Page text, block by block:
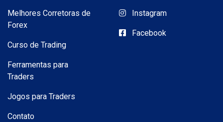
Melhores Corretoras de
Forex
Curso de Trading
Ferramentas para
Traders
Jogos para Traders
Contato
Instagram
Facebook